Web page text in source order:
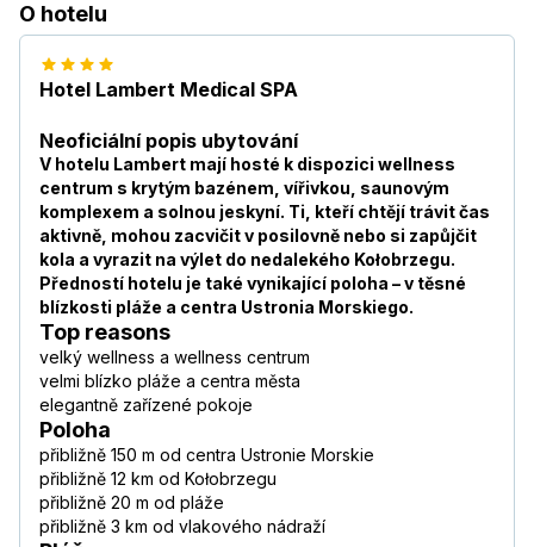
O hotelu
Hotel Lambert Medical SPA
Neoficiální popis ubytování
V hotelu Lambert mají hosté k dispozici wellness
centrum s krytým bazénem, vířivkou, saunovým
komplexem a solnou jeskyní. Ti, kteří chtějí trávit čas
aktivně, mohou zacvičit v posilovně nebo si zapůjčit
kola a vyrazit na výlet do nedalekého Kołobrzegu.
Předností hotelu je také vynikající poloha – v těsné
blízkosti pláže a centra Ustronia Morskiego.
Top reasons
velký wellness a wellness centrum
velmi blízko pláže a centra města
elegantně zařízené pokoje
Poloha
přibližně 150 m od centra Ustronie Morskie
přibližně 12 km od Kołobrzegu
přibližně 20 m od pláže
přibližně 3 km od vlakového nádraží